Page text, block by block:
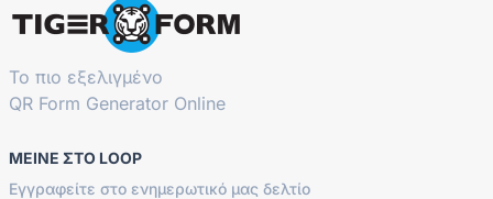
Το πιο εξελιγμένο
QR Form Generator Online
ΜΕΊΝΕ ΣΤΟ LOOP
Εγγραφείτε στο ενημερωτικό μας δελτίο